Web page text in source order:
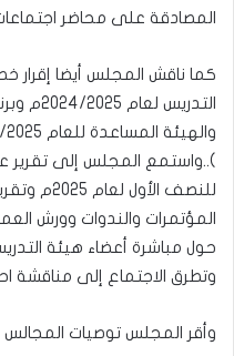
المصادقة على محاضر اجتماعات
كما ناقش المجلس أيضا إقرار
التدريس
)..واستمع المجلس إلى
للنصف
المؤتمرات والندوات وورش
حول مباشرة أعضاء هيئة
وتطرق الاجتماع إلى مناقشة
وأقر المجلس توصيات المجالس